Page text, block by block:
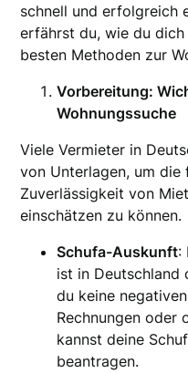
schnell und erfolgreich
erfährst du, wie du
besten Methoden zur
Vorbereitung:
Wohnungssuche
Viele Vermieter in
von Unterlagen, um
Zuverlässigkeit von
einschätzen zu können.
Schufa-Auskunft:
ist in Deutschland
du keine
Rechnungen oder
kannst deine
beantragen.